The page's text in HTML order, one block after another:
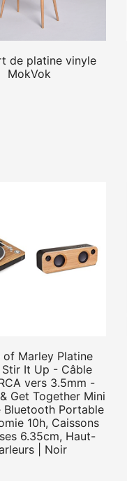
de platine vinyle
MokVok
of Marley Platine
It Up - Câble
vers 3.5mm -
Get Together Mini
Bluetooth Portable
10h, Caissons
6.35cm, Haut-
| Noir